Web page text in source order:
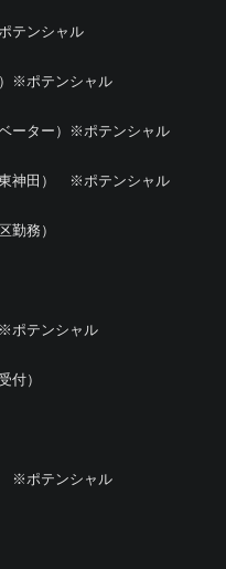
テンシャル
※ポテンシャル
ーター）※ポテンシャル
東神田） ※ポテンシャル
勤務）
ポテンシャル
付）
※ポテンシャル